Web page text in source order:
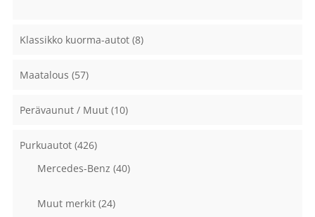
Klassikko kuorma-autot (8)
Maatalous (57)
Perävaunut / Muut (10)
Purkuautot (426)
Mercedes-Benz (40)
Muut merkit (24)